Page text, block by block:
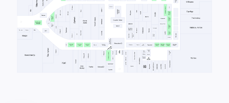
Услуги и сервис
Свободная площадь